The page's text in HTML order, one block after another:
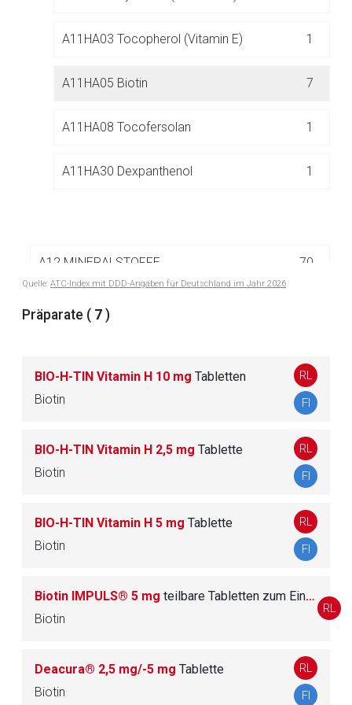
A11HA03 Tocopherol (Vitamin E) 1
A11HA05 Biotin 7
A11HA08 Tocofersolan 1
A11HA30 Dexpanthenol 1
A12 MINERALSTOFFE 70
A13 TONIKA
SYSTEM UND DEN STOFFWECHSEL
59
C KARDIOVASKULÄRES SYSTEM 248
D DERMATIKA 490
H SYSTEMISCHE HORMONPRÄPARATE, EXKL.
J ANTIINFEKTIVA ZUR SYSTEMISCHEN ANWE
351
Quelle: ATC-Index mit DDD-Angaben für Deutschland im Jahr 2026
Präparate ( 7 )
BIO-H-TIN Vitamin H 10 mg Tabletten
Biotin
RL
FI
BIO-H-TIN Vitamin H 2,5 mg Tablette
Biotin
RL
FI
BIO-H-TIN Vitamin H 5 mg Tablette
Biotin
RL
FI
Biotin IMPULS® 5 mg teilbare Tabletten zum Einnehmen
Biotin
RL
Deacura® 2,5 mg/-5 mg Tablette
Biotin
RL
FI
Aufruf einer externen Seite
Der von Ihnen aufgerufene Link öffnet eine externe Web-
Zurück zur rote-liste.de Zur Seite